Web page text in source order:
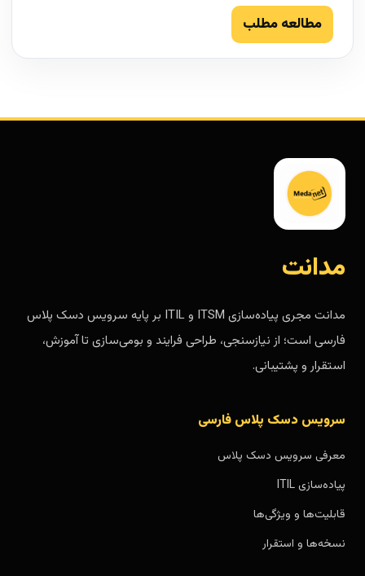
مطالعه مطلب
مدانت
مدانت مجری پیاده‌سازی ITSM و ITIL بر پایه سرویس دسک پلاس
فارسی است؛ از نیازسنجی، طراحی فرایند و بومی‌سازی تا آموزش،
استقرار و پشتیبانی.
سرویس دسک پلاس فارسی
معرفی سرویس دسک پلاس
پیاده‌سازی ITIL
قابلیت‌ها و ویژگی‌ها
نسخه‌ها و استقرار